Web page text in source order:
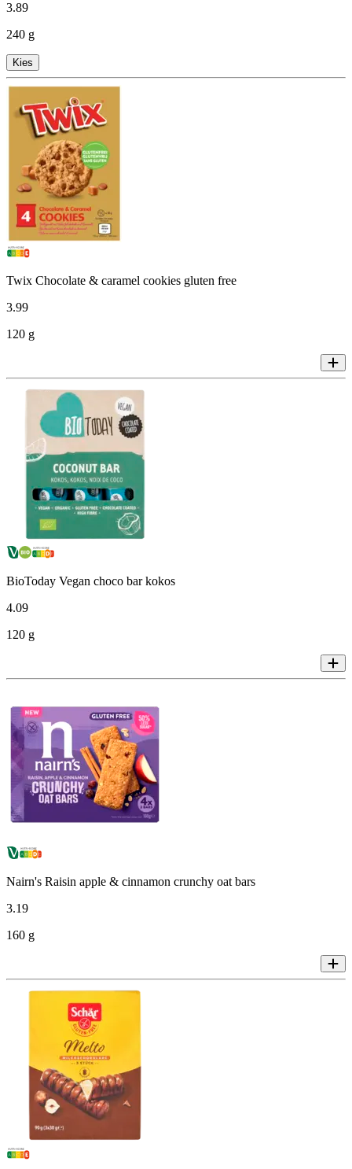
3.89
240 g
Kies
Twix Chocolate & caramel cookies gluten free
3.99
120 g
BioToday Vegan choco bar kokos
4.09
120 g
Nairn's Raisin apple & cinnamon crunchy oat bars
3.19
160 g